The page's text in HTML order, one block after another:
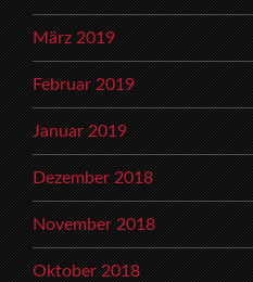
März 2019
Februar 2019
Januar 2019
Dezember 2018
November 2018
Oktober 2018